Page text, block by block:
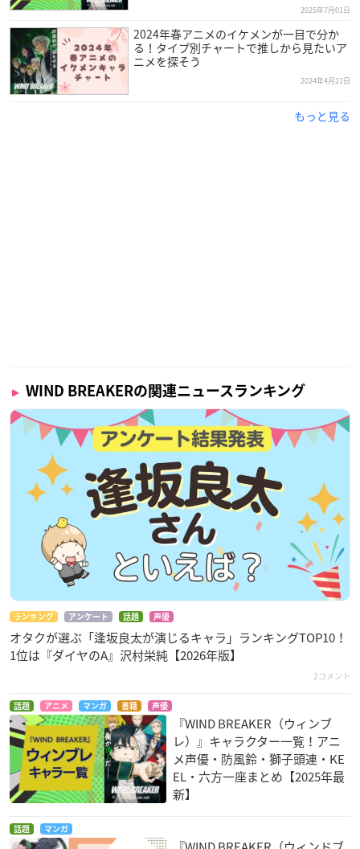
2025年7月01日
2024年春アニメのイケメンが一目で分か
る！タイプ別チャートで推しから見たいア
ニメを探そう
2024年4月21日
もっと見る
WIND BREAKERの関連ニュースランキング
ランキング アンケート 話題 声優
オタクが選ぶ「逢坂良太が演じるキャラ」ランキングTOP10！
1位は『ダイヤのA』沢村栄純【2026年版】
2コメント
話題 アニメ マンガ 書籍 声優
『WIND BREAKER（ウィンブ
レ）』キャラクター一覧！アニ
メ声優・防風鈴・獅子頭連・KE
EL・六方一座まとめ【2025年最
新】
話題 マンガ